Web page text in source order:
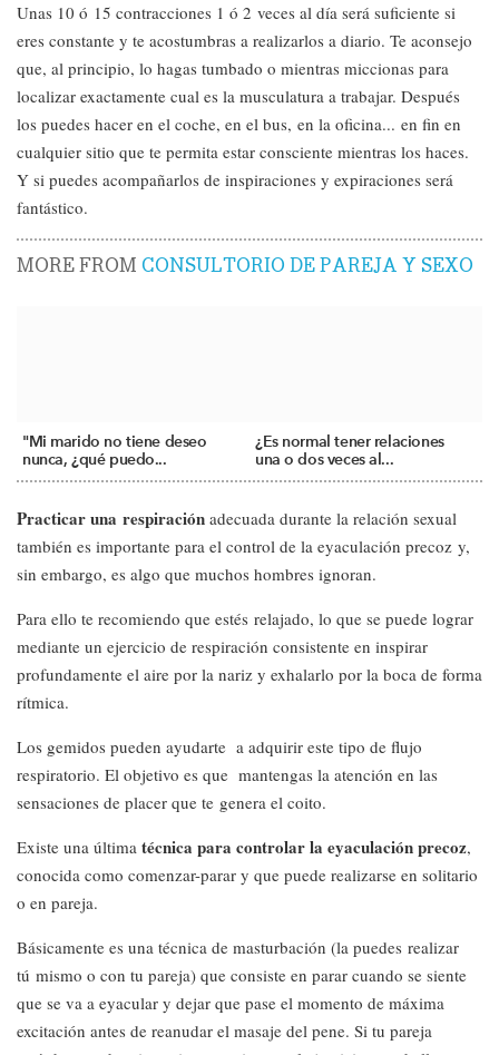
Unas 10 ó 15 contracciones 1 ó 2 veces al día será suficiente si
eres constante y te acostumbras a realizarlos a diario. Te aconsejo
que, al principio, lo hagas tumbado o mientras miccionas para
localizar exactamente cual es la musculatura a trabajar. Después
los puedes hacer en el coche, en el bus, en la oficina... en fin en
cualquier sitio que te permita estar consciente mientras los haces.
Y si puedes acompañarlos de inspiraciones y expiraciones será
fantástico.
MORE FROMCONSULTORIO DE PAREJA Y SEXO
"Mi marido no tiene deseo
nunca, ¿qué puedo...
¿Es normal tener relaciones
una o dos veces al...
Practicar una respiración adecuada durante la relación sexual
también es importante para el control de la eyaculación precoz y,
sin embargo, es algo que muchos hombres ignoran.
Para ello te recomiendo que estés relajado, lo que se puede lograr
mediante un ejercicio de respiración consistente en inspirar
profundamente el aire por la nariz y exhalarlo por la boca de forma
rítmica.
Los gemidos pueden ayudarte a adquirir este tipo de flujo
respiratorio. El objetivo es que mantengas la atención en las
sensaciones de placer que te genera el coito.
Existe una última técnica para controlar la eyaculación precoz,
conocida como comenzar-parar y que puede realizarse en solitario
o en pareja.
Básicamente es una técnica de masturbación (la puedes realizar
tú mismo o con tu pareja) que consiste en parar cuando se siente
que se va a eyacular y dejar que pase el momento de máxima
excitación antes de reanudar el masaje del pene. Si tu pareja